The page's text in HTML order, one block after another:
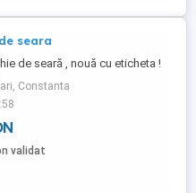
seara
de seară , nouă cu eticheta !
Constanta
validat